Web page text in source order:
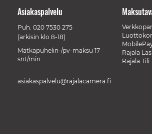
Rajala
Rajala Tili
Asiakaspalvelu
Puh. 020 7530 275
(arkisin klo 8-18)
Matkapuhelin-/pv-maksu 17
snt/min.
asiakaspalvelu@rajalacamera.fi